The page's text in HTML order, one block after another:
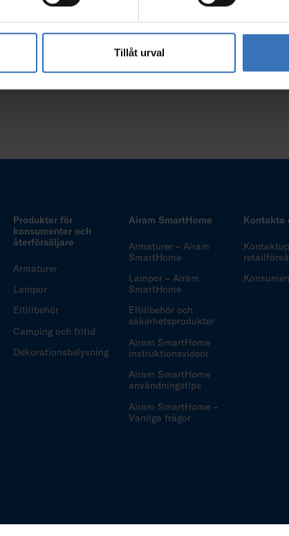
Tillåt urval
Produkter för
konsumenter och
återförsäljare
Armaturer
Lampor
Eltillbehör
Camping och fritid
Dekorationsbelysning
Airam SmartHome
Armaturer – Airam
SmartHome
Lampor – Airam
SmartHome
Eltillbehör och
säkerhetsprodukter
Airam SmartHome
instruktionsvideor
Airam SmartHome
användningstips
Airam SmartHome –
Vanliga frågor
Kontakta